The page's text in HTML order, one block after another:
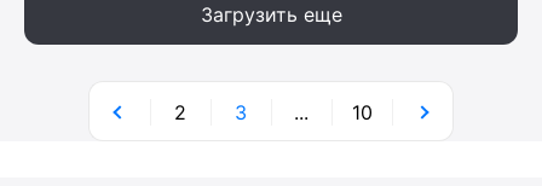
Загрузить еще
2 3 ... 10